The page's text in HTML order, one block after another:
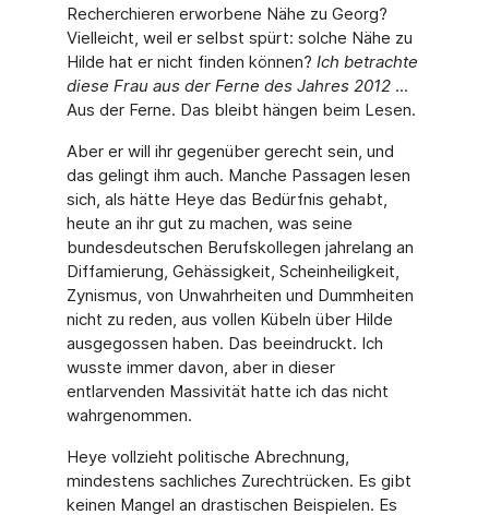
Recherchieren erworbene Nähe zu Georg?
Vielleicht, weil er selbst spürt: solche Nähe zu
Hilde hat er nicht finden können? Ich betrachte
diese Frau aus der Ferne des Jahres 2012...
Aus der Ferne. Das bleibt hängen beim Lesen.
Aber er will ihr gegenüber gerecht sein, und
das gelingt ihm auch. Manche Passagen lesen
sich, als hätte Heye das Bedürfnis gehabt,
heute an ihr gut zu machen, was seine
bundesdeutschen Berufskollegen jahrelang an
Diffamierung, Gehässigkeit, Scheinheiligkeit,
Zynismus, von Unwahrheiten und Dummheiten
nicht zu reden, aus vollen Kübeln über Hilde
ausgegossen haben. Das beeindruckt. Ich
wusste immer davon, aber in dieser
entlarvenden Massivität hatte ich das nicht
wahrgenommen.
Heye vollzieht politische Abrechnung,
mindestens sachliches Zurechtrücken. Es gibt
keinen Mangel an drastischen Beispielen. Es